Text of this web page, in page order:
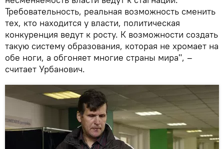
Требовательность, реальная возможность сменить
тех, кто находится у власти, политическая
конкуренция ведут к росту. К возможности создать
такую систему образования, которая не хромает на
обе ноги, а обгоняет многие страны мира", –
считает Урбанович.